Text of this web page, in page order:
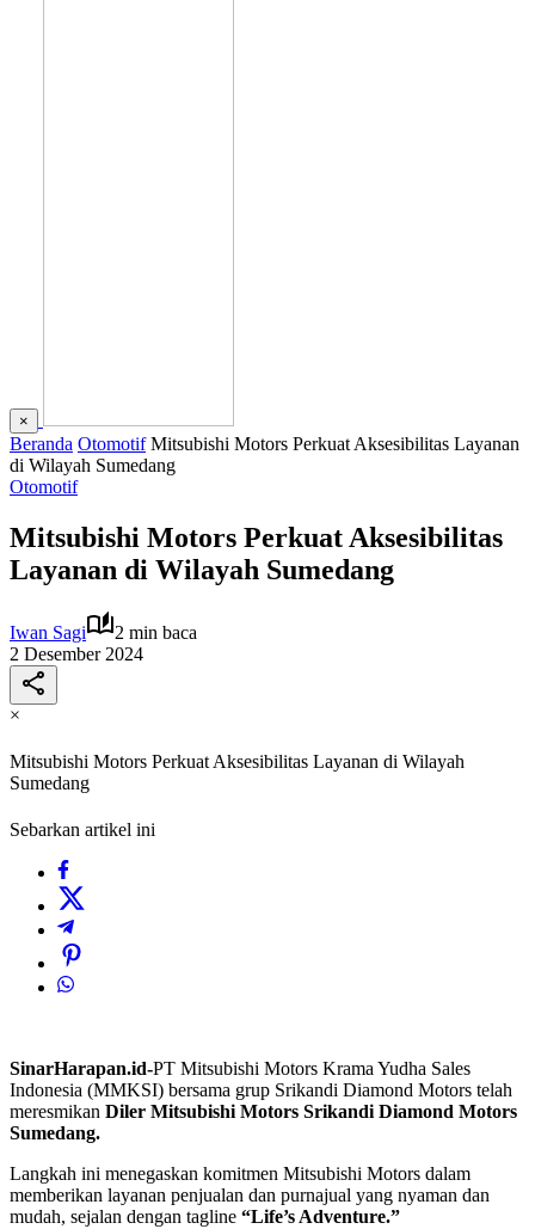
×
Beranda Otomotif Mitsubishi Motors Perkuat Aksesibilitas Layanan
di Wilayah Sumedang
Otomotif
Mitsubishi Motors Perkuat Aksesibilitas
Layanan di Wilayah Sumedang
Iwan Sagi
2 min baca
2 Desember 2024
×
Mitsubishi Motors Perkuat Aksesibilitas Layanan di Wilayah
Sumedang
Sebarkan artikel ini
SinarHarapan.id-PT Mitsubishi Motors Krama Yudha Sales
Indonesia (MMKSI) bersama grup Srikandi Diamond Motors telah
meresmikan Diler Mitsubishi Motors Srikandi Diamond Motors
Sumedang.
Langkah ini menegaskan komitmen Mitsubishi Motors dalam
memberikan layanan penjualan dan purnajual yang nyaman dan
mudah, sejalan dengan tagline “Life’s Adventure.”